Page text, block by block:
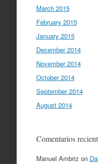
March 2015
February 2015
January 2015
December 2014
November 2014
October 2014
September 2014
August 2014
Comentarios
Manuel Ambriz on